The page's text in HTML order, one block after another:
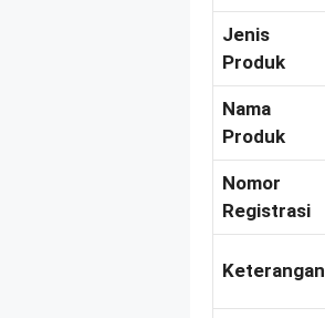
Jenis
Produk
Nama
Produk
Nomor
Registrasi
Keterangan